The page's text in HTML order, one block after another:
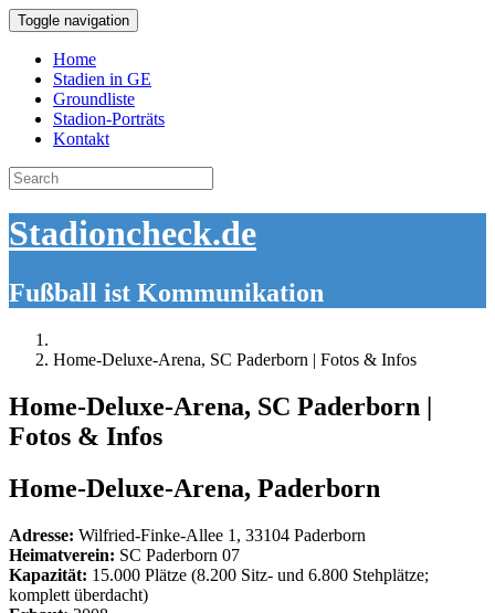
Toggle navigation
Home
Stadien in GE
Groundliste
Stadion-Porträts
Kontakt
Search
for:
Stadioncheck.de
Fußball ist Kommunikation
Home-Deluxe-Arena, SC Paderborn | Fotos & Infos
Home-Deluxe-Arena, SC Paderborn |
Fotos & Infos
Home-Deluxe-Arena, Paderborn
Adresse: Wilfried-Finke-Allee 1, 33104 Paderborn
Heimatverein: SC Paderborn 07
Kapazität: 15.000 Plätze (8.200 Sitz- und 6.800 Stehplätze;
komplett überdacht)